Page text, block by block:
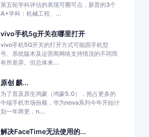
第五轮学科评估的表现可圈可点，新晋的3个
A+学科：机械工程、...
vivo手机5g开关在哪里打开
vivo手机5G开关的打开方式可能因手机型
号、系统版本及运营商网络支持情况的不同而
有所差异。但总体来...
原创 麒...
为了普及原生鸿蒙（鸿蒙5.0），抢占更多的
中端手机市场份额，华为nova系列今年开始计
划一年两更，n...
解决FaceTime无法使用的...